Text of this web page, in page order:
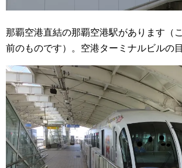
那覇空港直結の那覇空港駅があります（
前のものです）。空港ターミナルビルの